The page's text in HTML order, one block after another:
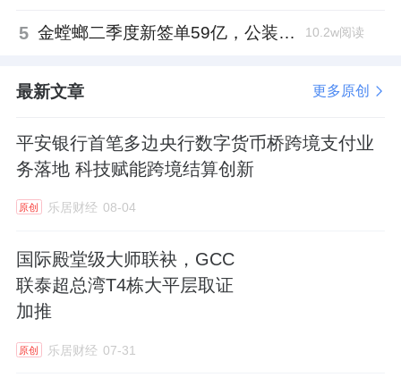
5 金螳螂二季度新签单59亿，公装业务贡献逾八成 10.2w阅读
最新文章 更多原创
平安银行首笔多边央行数字货币桥跨境支付业
务落地 科技赋能跨境结算创新
原创 乐居财经 08-04
国际殿堂级大师联袂，GCC
联泰超总湾T4栋大平层取证
加推
原创 乐居财经 07-31